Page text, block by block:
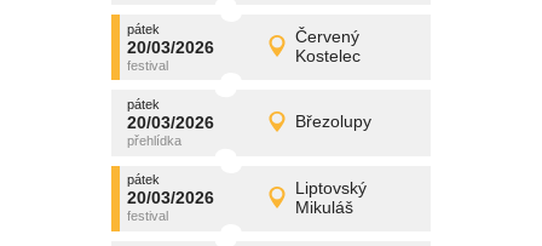
pátek
20/03/2026
Červený
Kostelec
pátek
20/03/2026 Detail
promítání
pátek
20/03/2026 Březolupy
pátek
20/03/2026 Detail
promítání
pátek
20/03/2026
Liptovský
Mikuláš
pátek
20/03/2026 Detail
promítání